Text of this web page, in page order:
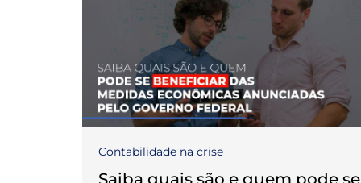
Contabilidade na crise